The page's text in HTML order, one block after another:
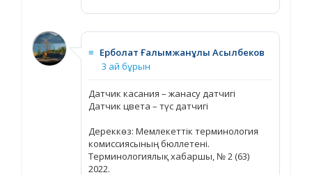
≡ Ерболат Ғалымжанұлы Асылбеков
3 ай бұрын
Датчик касания – жанасу датчигі
Датчик цвета – түс датчигі
Дереккөз: Мемлекеттік терминология
комиссиясының бюллетені.
Терминологиялық хабаршы, № 2 (63)
2022.